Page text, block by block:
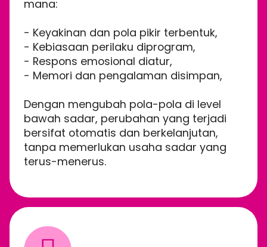
mana:
- Keyakinan dan pola pikir terbentuk,
- Kebiasaan perilaku diprogram,
- Respons emosional diatur,
- Memori dan pengalaman disimpan,
Dengan mengubah pola-pola di level
bawah sadar, perubahan yang terjadi
bersifat otomatis dan berkelanjutan,
tanpa memerlukan usaha sadar yang
terus-menerus.